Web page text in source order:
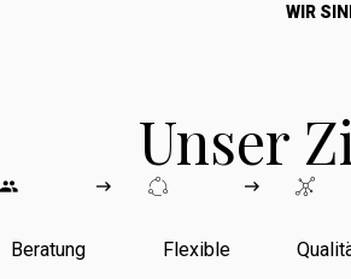
WIR
Unser
Beratung
Flexible